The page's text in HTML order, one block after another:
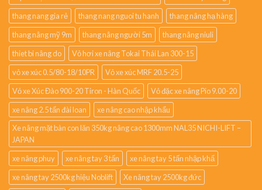
thang nang gia rẻ
thang nang nguoi tu hanh
thang nâng hạ hàng
thang nâng mỹ 9m
thang nâng người 5m
thang nâng niuli
thiet bi nâng do
Vỏ hơi xe nâng Tokai Thái Lan 300-15
vỏ xe xúc 0.5/80-18/10PR
Vỏ xe xúc MRF 20.5-25
Vỏ xe Xúc Đào 900-20 Tiron - Hàn Quốc
Vỏ đặc xe nâng Pio 9.00-20
xe nâng 2.5 tấn đài loan
xe nâng cao nhập khẩu
Xe nâng mặt bàn con lăn 350kg nâng cao 1300mm NAL35 NICHI-LIFT –
JAPAN
xe nâng phuy
xe nâng tay 3 tấn
xe nâng tay 5 tấn nhập khẩ
xe nâng tay 2500kg hiệu Noblift
Xe nâng tay 2500kg đức